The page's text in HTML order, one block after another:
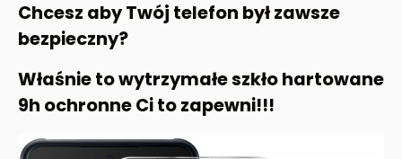
Chcesz aby Twój telefon był zawsze
bezpieczny?
Właśnie to wytrzymałe szkło hartowane
9h ochronne Ci to zapewni!!!